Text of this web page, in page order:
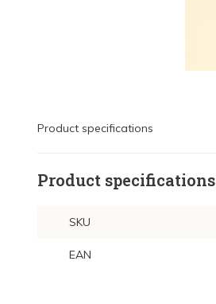
Product specifications
Product specifications
SKU
EAN